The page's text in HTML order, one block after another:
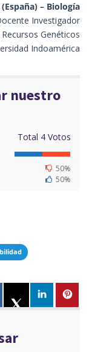
– Biología
Investigador
Genéticos
Indoamérica
nuestro
Total 4 Votos
50%
50%